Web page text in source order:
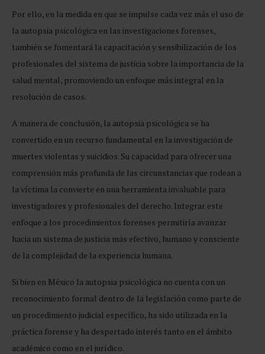
Por ello, en la medida en que se impulse cada vez más el uso de
la autopsia psicológica en las investigaciones forenses,
también se fomentará la capacitación y sensibilización de los
profesionales del sistema de justicia sobre la importancia de la
salud mental, promoviendo un enfoque más integral en la
resolución de casos.
A manera de conclusión, la autopsia psicológica se ha
convertido en un recurso fundamental en la investigación de
muertes violentas y suicidios. Su capacidad para ofrecer una
comprensión más profunda de las circunstancias que rodean a
la víctima la convierte en una herramienta invaluable para
investigadores y profesionales del derecho. Integrar este
enfoque a los procedimientos forenses permitiría avanzar
hacia un sistema de justicia más efectivo, humano y consciente
de la complejidad de la experiencia humana.
Si bien en México la autopsia psicológica no cuenta con un
reconocimiento formal dentro de la legislación como parte de
un procedimiento judicial específico, ha sido utilizada en la
práctica forense y ha despertado interés tanto en el ámbito
académico como en el jurídico.